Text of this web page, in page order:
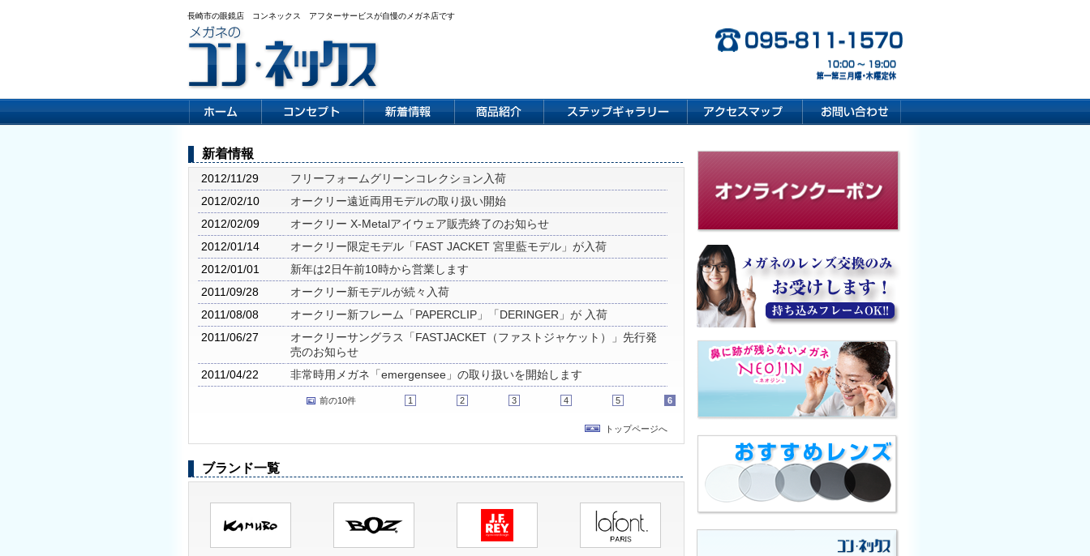
長崎市の眼鏡店 コンネックス アフターサービスが自慢のメガネ店です
新着情報
2012/11/29
フリーフォームグリーンコレクション入荷
2012/02/10
オークリー遠近両用モデルの取り扱い開始
2012/02/09
オークリー X-Metalアイウェア販売終了のお知らせ
2012/01/14
オークリー限定モデル「FAST JACKET 宮里藍モデル」が入荷
2012/01/01
新年は2日午前10時から営業します
2011/09/28
オークリー新モデルが続々入荷
2011/08/08
オークリー新フレーム「PAPERCLIP」「DERINGER」が 入荷
2011/06/27
オークリーサングラス「FASTJACKET（ファストジャケット）」先行発
売のお知らせ
2011/04/22
非常時用メガネ「emergensee」の取り扱いを開始します
前の10件 1 2 3 4 5 6
トップページへ
ブランド一覧